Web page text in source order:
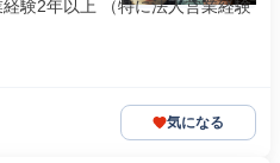
験2年以上 （特に法人営業経験
気になる